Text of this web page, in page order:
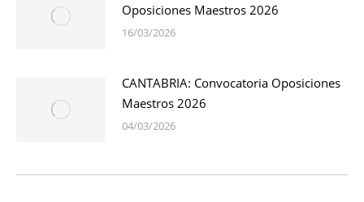
Oposiciones Maestros 2026
16/03/2026
CANTABRIA: Convocatoria Oposiciones
Maestros 2026
04/03/2026